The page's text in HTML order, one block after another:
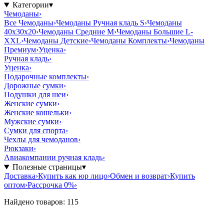
Категории▾
Чемоданы›
Все Чемоданы›Чемоданы Ручная кладь S›Чемоданы
40x30x20›Чемоданы Средние M›Чемоданы Большие L-
XXL›Чемоданы Детские›Чемоданы Комплекты›Чемоданы
Премиум›Уценка›
Ручная кладь›
Уценка›
Подарочные комплекты›
Дорожные сумки›
Подушки для шеи›
Женские сумки›
Женские кошельки›
Мужские сумки›
Сумки для спорта›
Чехлы для чемоданов›
Рюкзаки›
Авиакомпании ручная кладь›
Полезные страницы▾
Доставка›Купить как юр лицо›Обмен и возврат›Купить
оптом›Рассрочка 0%›
Найдено товаров: 115